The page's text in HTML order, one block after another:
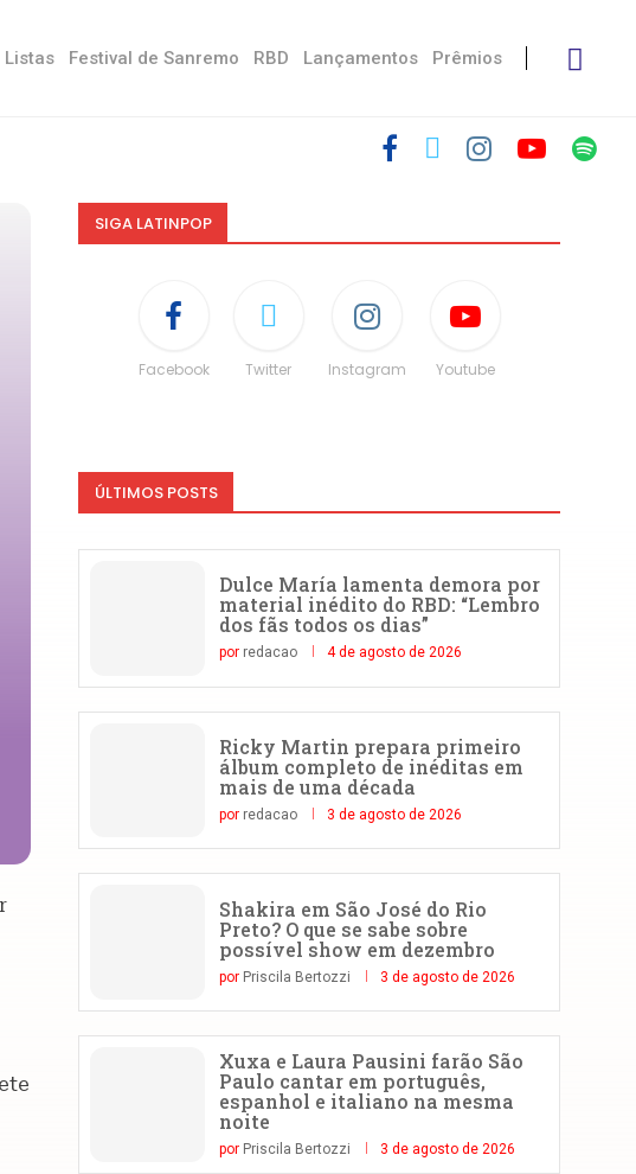
Listas Festival de Sanremo RBD Lançamentos Prêmios
SIGA LATINPOP
Facebook Twitter Instagram Youtube
ÚLTIMOS POSTS
Dulce María lamenta demora por
material inédito do RBD: “Lembro
dos fãs todos os dias”
por redacao 4 de agosto de 2026
Ricky Martin prepara primeiro
álbum completo de inéditas em
mais de uma década
por redacao 3 de agosto de 2026
Shakira em São José do Rio
Preto? O que se sabe sobre
possível show em dezembro
por Priscila Bertozzi 3 de agosto de 2026
Xuxa e Laura Pausini farão São
Paulo cantar em português,
espanhol e italiano na mesma
noite
por Priscila Bertozzi 3 de agosto de 2026